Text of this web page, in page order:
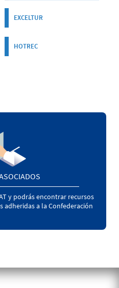
EXCELTUR
HOTREC
y podrás encontrar recursos
adheridas a la Confederación